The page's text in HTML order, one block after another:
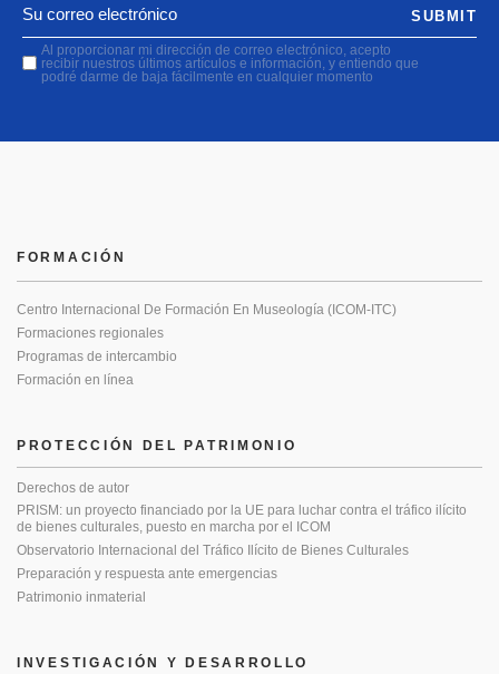
Al proporcionar mi dirección de correo electrónico, acepto
recibir nuestros últimos artículos e información, y entiendo que
podré darme de baja fácilmente en cualquier momento
SUBMIT
PROTECCIÓN DEL PATRIMONIO
Derechos de autor
PRISM: un proyecto financiado por la UE para luchar contra el tráfico ilícito
de bienes culturales, puesto en marcha por el ICOM
Observatorio Internacional del Tráfico Ilícito de Bienes Culturales
Preparación y respuesta ante emergencias
Patrimonio inmaterial
FORMACIÓN
Centro Internacional De Formación En Museología (ICOM-ITC)
Formaciones regionales
Programas de intercambio
Formación en línea
INVESTIGACIÓN Y DESARROLLO